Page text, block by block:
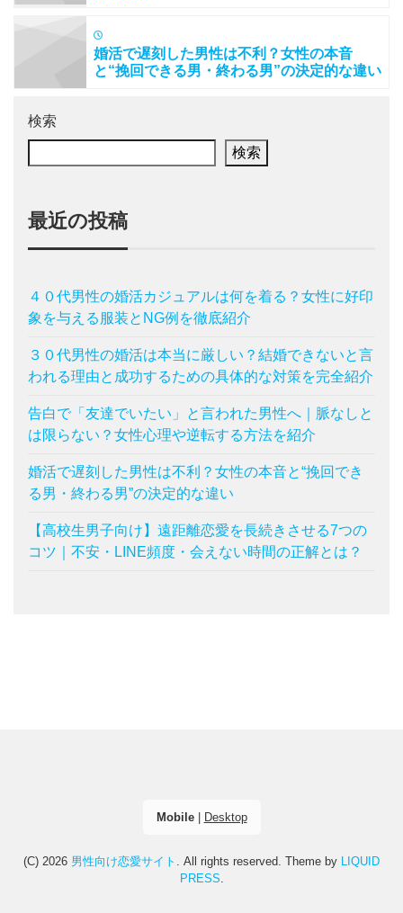
婚活で遅刻した男性は不利？女性の本音
と“挽回できる男・終わる男”の決定的な違い
検索
検索
最近の投稿
４０代男性の婚活カジュアルは何を着る？女性に好印
象を与える服装とNG例を徹底紹介
３０代男性の婚活は本当に厳しい？結婚できないと言
われる理由と成功するための具体的な対策を完全紹介
告白で「友達でいたい」と言われた男性へ｜脈なしと
は限らない？女性心理や逆転する方法を紹介
婚活で遅刻した男性は不利？女性の本音と“挽回でき
る男・終わる男”の決定的な違い
【高校生男子向け】遠距離恋愛を長続きさせる7つの
コツ｜不安・LINE頻度・会えない時間の正解とは？
Mobile| Desktop
(C) 2026 男性向け恋愛サイト . All rights reserved. Theme by
LIQUID
PRESS